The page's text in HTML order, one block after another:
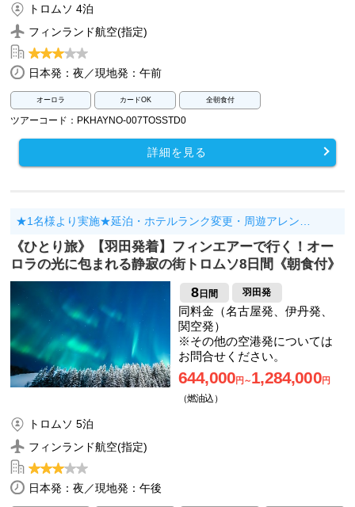
トロムソ 4泊
フィンランド航空(指定)
日本発：夜／現地発：午前
オーロラ カードOK 全朝食付
ツアーコード：PKHAYNO-007TOSSTD0
詳細を見る
★1名様より実施★延泊・ホテルランク変更・周遊アレン…
《ひとり旅》【羽田発着】フィンエアーで行く！オー
ロラの光に包まれる静寂の街トロムソ8日間《朝食付》
8日間 羽田発
同料金（名古屋発、伊丹発、
関空発）
※その他の空港発については
お問合せください。
644,000円～1,284,000円
（燃油込）
トロムソ 5泊
フィンランド航空(指定)
日本発：夜／現地発：午後